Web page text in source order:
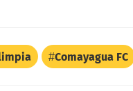
Comayagua FC